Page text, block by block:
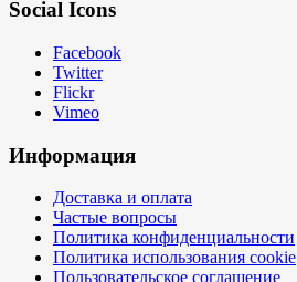
Social Icons
Facebook
Twitter
Flickr
Vimeo
Информация
Доставка и оплата
Частые вопросы
Политика конфиденциальности
Политика использования cookie
Пользовательское соглашение